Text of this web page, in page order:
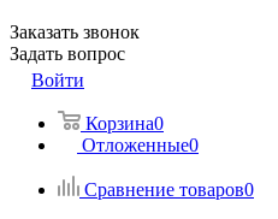
Заказать звонок
Задать вопрос
Войти
Корзина0
Отложенные0
Сравнение товаров0